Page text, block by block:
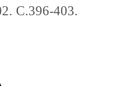
C.396-403.